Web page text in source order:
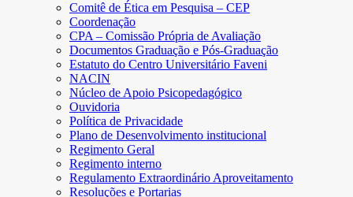
Comitê de Ética em Pesquisa – CEP
Coordenação
CPA – Comissão Própria de Avaliação
Documentos Graduação e Pós-Graduação
Estatuto do Centro Universitário Faveni
NACIN
Núcleo de Apoio Psicopedagógico
Ouvidoria
Política de Privacidade
Plano de Desenvolvimento institucional
Regimento Geral
Regimento interno
Regulamento Extraordinário Aproveitamento
Resoluções e Portarias